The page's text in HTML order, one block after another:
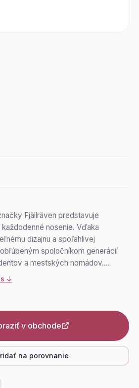
Fjällräven predstavuje
nosenie. Vďaka
dizajnu a spoľahlivej
spoločníkom generácií
a mestských nomádov.…
↓
v obchode
na porovnanie